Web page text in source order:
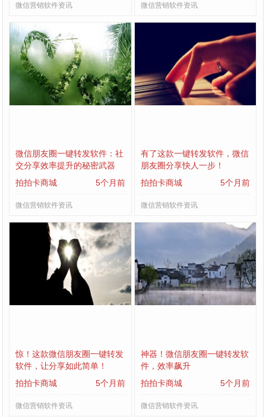
微信营销软件资讯 微信营销软件资讯
微信朋友圈一键转发软件：社
交分享效率提升的秘密武器
拍拍卡商城
5个月前
微信营销软件资讯
有了这款一键转发软件，微信
朋友圈分享快人一步！
拍拍卡商城
5个月前
微信营销软件资讯
惊！这款微信朋友圈一键转发
软件，让分享如此简单！
拍拍卡商城
5个月前
微信营销软件资讯
神器！微信朋友圈一键转发软
件，效率飙升
拍拍卡商城
5个月前
微信营销软件资讯